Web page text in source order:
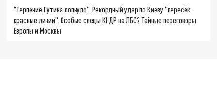
"Терпение Путина лопнуло". Рекордный удар по Киеву "пересёк
красные линии". Особые спецы КНДР на ЛБС? Тайные переговоры
Европы и Москвы